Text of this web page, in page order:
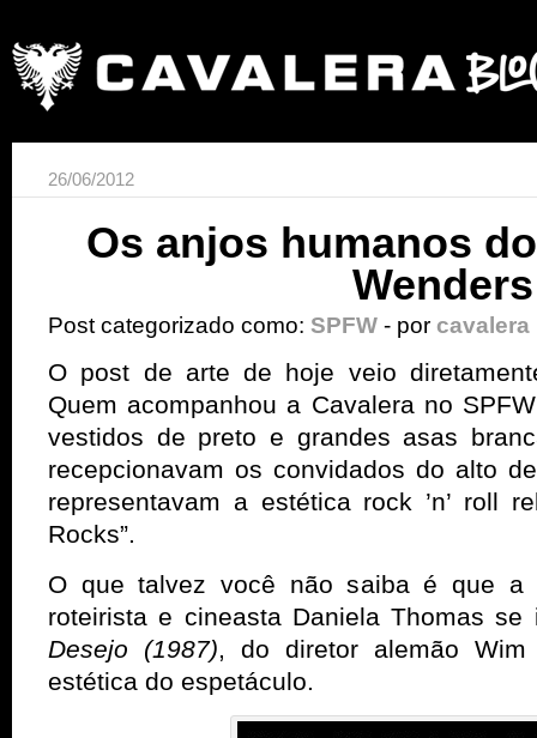
26/06/2012
Os anjos humanos
Post categorizado como: SPFW - por cavalera
O post de arte de hoje veio
Quem acompanhou a Cavalera no
vestidos de preto e grandes asas
recepcionavam os convidados do alto
representavam a estética rock ’n’ roll
Rocks”.
O que talvez você não saiba é que a
roteirista e cineasta Daniela Thomas
Desejo (1987), do diretor alemão
estética do espetáculo.